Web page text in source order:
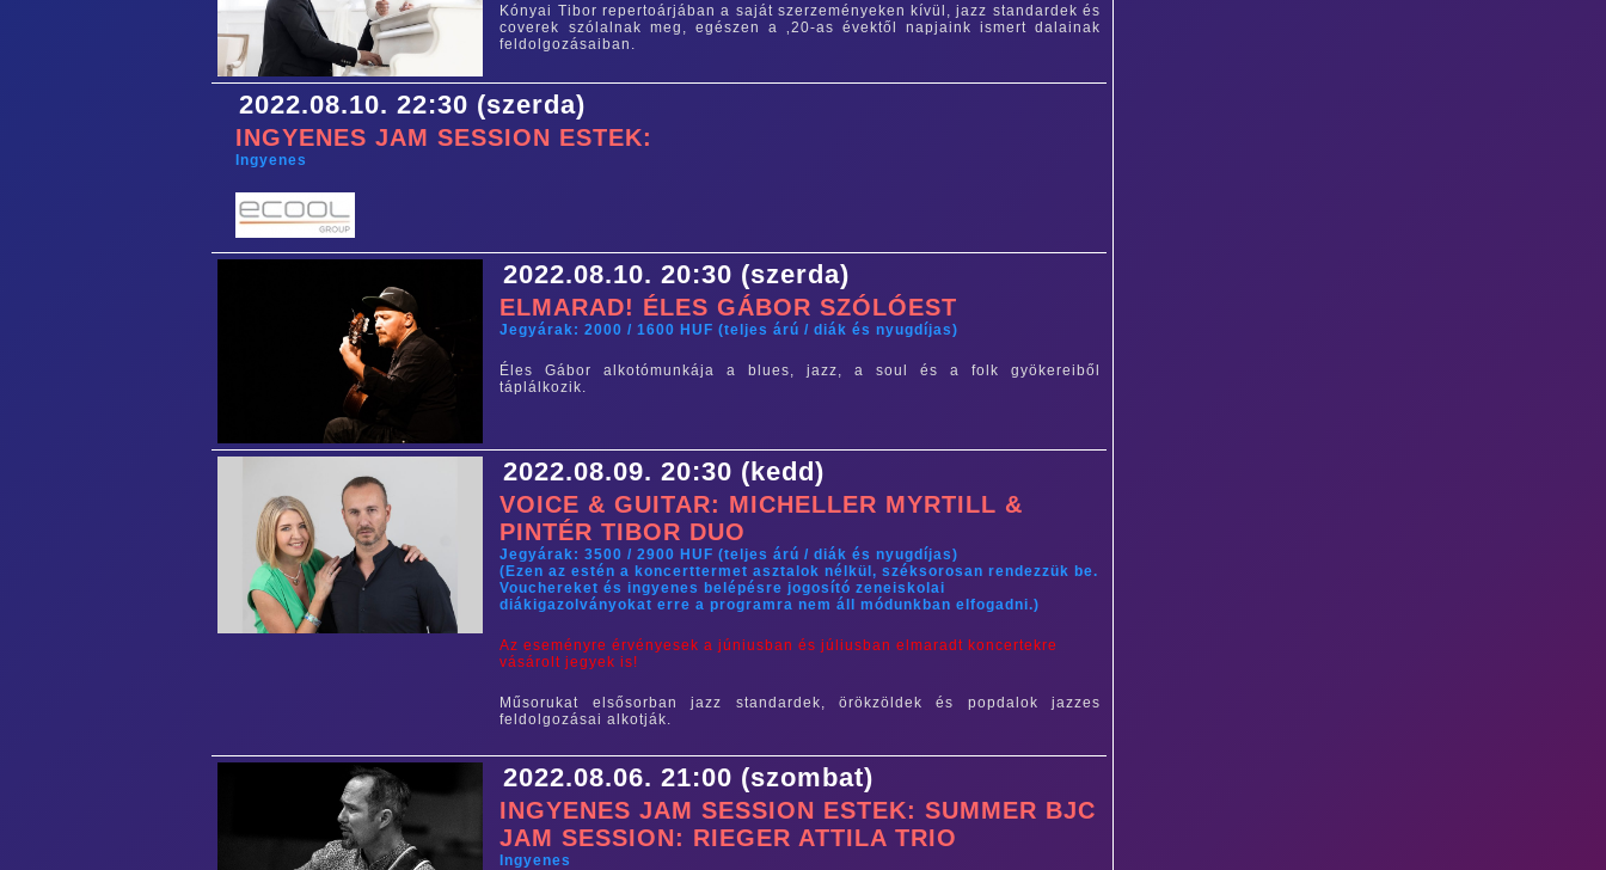
Kónyai Tibor repertoárjában a saját szerzeményeken kívül, jazz standardek és
coverek szólalnak meg, egészen a ‚20-as évektől napjaink ismert dalainak
feldolgozásaiban.
2022.08.10. 22:30 (szerda)
INGYENES JAM SESSION ESTEK:
Ingyenes
2022.08.10. 20:30 (szerda)
ELMARAD! ÉLES GÁBOR SZÓLÓEST
Jegyárak: 2000 / 1600 HUF (teljes árú / diák és nyugdíjas)
Éles Gábor alkotómunkája a blues, jazz, a soul és a folk gyökereiből
táplálkozik.
2022.08.09. 20:30 (kedd)
VOICE & GUITAR: MICHELLER MYRTILL &
PINTÉR TIBOR DUO
Jegyárak: 3500 / 2900 HUF (teljes árú / diák és nyugdíjas)
(Ezen az estén a koncerttermet asztalok nélkül, széksorosan rendezzük be.
Vouchereket és ingyenes belépésre jogosító zeneiskolai
diákigazolványokat erre a programra nem áll módunkban elfogadni.)
Az eseményre érvényesek a júniusban és júliusban elmaradt koncertekre
vásárolt jegyek is!
Műsorukat elsősorban jazz standardek, örökzöldek és popdalok jazzes
feldolgozásai alkotják.
2022.08.06. 21:00 (szombat)
INGYENES JAM SESSION ESTEK: SUMMER BJC
JAM SESSION: RIEGER ATTILA TRIO
Ingyenes